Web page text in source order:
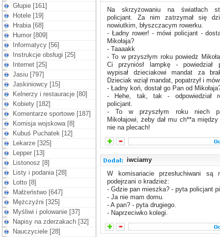
Głupie [161]
Hotele [19]
Hrabia [68]
Humor [809]
Informatycy [56]
Instrukcje obsługi [25]
Internet [25]
Jasiu [797]
Jaskiniowcy [15]
Kelnerzy i restauracje [80]
Kobiety [182]
Komentarze sportowe [187]
Komisja wojskowa [8]
Kubuś Puchatek [12]
Lekarze [325]
Lepper [13]
Listonosz [8]
Listy i podania [28]
Lotto [8]
Małżeństwo [647]
Mężczyźni [325]
Myśliwi i polowanie [37]
Napisy na zderzakach [32]
Nauczyciele [28]
Na skrzyżowaniu na światłach
policjant. Za nim zatrzymał się
nowiutkim, błyszczacym rowerku.
- Ładny rower! - mówi policjant -
Mikołaja?
- Taaaakk
- To w przyszłym roku powiedz
Ci przyniósł lampkę - powiedział
wypisał dzieciakowi mandat za
Dzieciak wziął mandat, popatrzył i
- Ładny koń, dostał go Pan od
- Hehe, tak, tak - odpowiedział
policjant.
- To w przyszłym roku niech
Mikołajowi, żeby dał mu ch**a
nie na plecach!
iwciamy
W komisariacie przesłuchiwani są
podejrzani o kradzież:
- Gdzie pan mieszka? - pyta policjant
- Ja nie mam domu.
- A pan? - pyta drugiego.
- Naprzeciwko kolegi.